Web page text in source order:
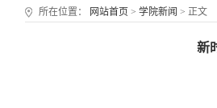
所在位置： 网站首页 > 学院新闻 > 正文
新